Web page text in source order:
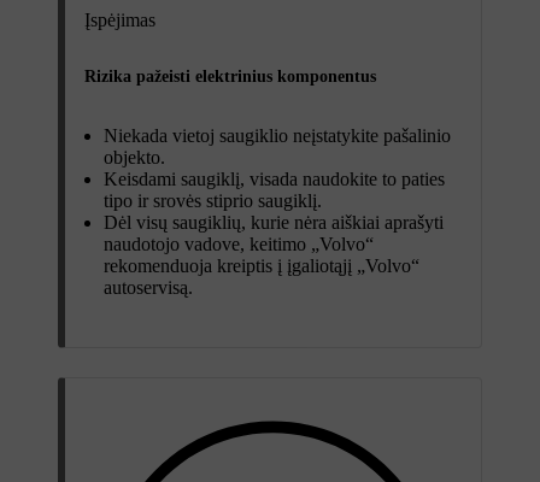
Įspėjimas
Rizika pažeisti elektrinius komponentus
Niekada vietoj saugiklio neįstatykite pašalinio
objekto.
Keisdami saugiklį, visada naudokite to paties
tipo ir srovės stiprio saugiklį.
Dėl visų saugiklių, kurie nėra aiškiai aprašyti
naudotojo vadove, keitimo „Volvo“
rekomenduoja kreiptis į įgaliotąjį „Volvo“
autoservisą.